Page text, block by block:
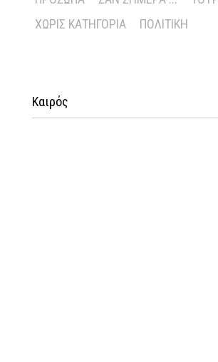
ΧΩΡΊΣ ΚΑΤΗΓΟΡΊΑ
ΠΟΛΙΤΙΚΉ
Καιρός